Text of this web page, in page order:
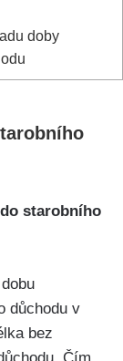
doby
starobního
důchodu v
bez
Čím